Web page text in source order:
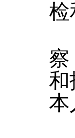
检
察
和
本